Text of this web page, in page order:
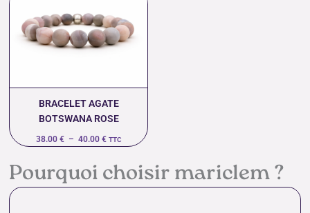
BRACELET AGATE
BOTSWANA ROSE
38.00 € – 40.00 €
38.00 €
à
40.00 €
TTC
Pourquoi choisir mariclem ?